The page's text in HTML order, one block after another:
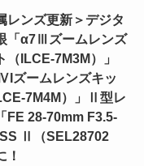
レンズ更新＞デジタ
「α7Ⅲズームレンズ
（ILCE-7M3M）」
ズームレンズキッ
7M4M）」Ⅱ型レ
FE 28-70mm F3.5-
Ⅱ（SEL28702
！